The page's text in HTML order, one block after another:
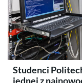
Studenci
jednej z